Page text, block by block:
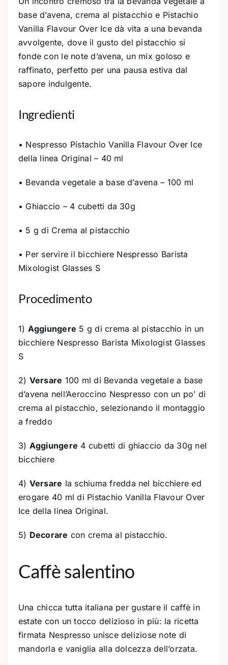
base d’avena, crema al pistacchio e Pistachio
Vanilla Flavour Over Ice dà vita a una bevanda
avvolgente, dove il gusto del pistacchio si
fonde con le note d’avena, un mix goloso e
raffinato, perfetto per una pausa estiva dal
sapore indulgente.
Ingredienti
• Nespresso Pistachio Vanilla Flavour Over Ice
della linea Original – 40 ml
• Bevanda vegetale a base d’avena – 100 ml
• Ghiaccio – 4 cubetti da 30g
• 5 g di Crema al pistacchio
• Per servire il bicchiere Nespresso Barista
Mixologist Glasses S
Procedimento
1) Aggiungere 5 g di crema al pistacchio in un
bicchiere Nespresso Barista Mixologist Glasses
S
2) Versare 100 ml di Bevanda vegetale a base
d’avena nell’Aeroccino Nespresso con un po’ di
crema al pistacchio, selezionando il montaggio
a freddo
3) Aggiungere 4 cubetti di ghiaccio da 30g nel
bicchiere
4) Versare la schiuma fredda nel bicchiere ed
erogare 40 ml di Pistachio Vanilla Flavour Over
Ice della linea Original.
5) Decorare con crema al pistacchio.
Caffè salentino
Una chicca tutta italiana per gustare il caffè in
estate con un tocco delizioso in più: la ricetta
firmata Nespresso unisce deliziose note di
mandorla e vaniglia alla dolcezza dell’orzata.